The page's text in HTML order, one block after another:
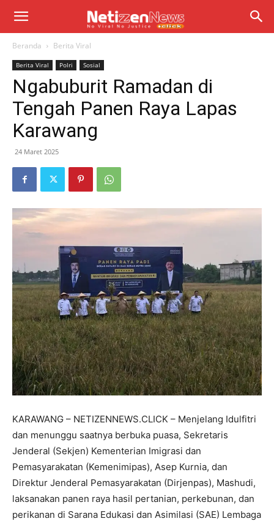
Beranda Berita Viral
Berita Viral Polri Sosial
Ngabuburit Ramadan di
Tengah Panen Raya Lapas
Karawang
24 Maret 2025
KARAWANG – NETIZENNEWS.CLICK – Menjelang Idulfitri
dan menunggu saatnya berbuka puasa, Sekretaris
Jenderal (Sekjen) Kementerian Imigrasi dan
Pemasyarakatan (Kemenimipas), Asep Kurnia, dan
Direktur Jenderal Pemasyarakatan (Dirjenpas), Mashudi,
laksanakan panen raya hasil pertanian, perkebunan, dan
perikanan di Sarana Edukasi dan Asimilasi (SAE) Lembaga